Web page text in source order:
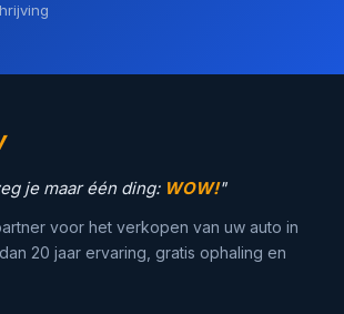
je maar één ding: WOW!"
voor het verkopen van uw auto in
20 jaar ervaring, gratis ophaling en